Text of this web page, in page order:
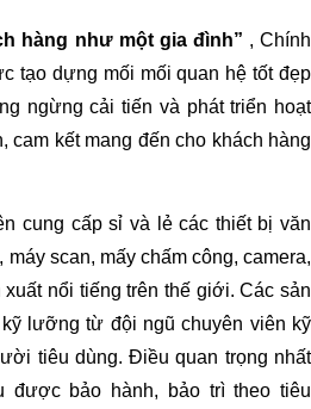
hàng như một gia đình” , Chính
tạo dựng mối mối quan hệ tốt đẹp
ngừng cải tiến và phát triển hoạt
cam kết mang đến cho khách hàng
cung cấp sỉ và lẻ các thiết bị văn
máy scan, mấy chấm công, camera,
xuất nổi tiếng trên thế giới. Các sản
lưỡng từ đội ngũ chuyên viên kỹ
tiêu dùng. Điều quan trọng nhất
được bảo hành, bảo trì theo tiêu